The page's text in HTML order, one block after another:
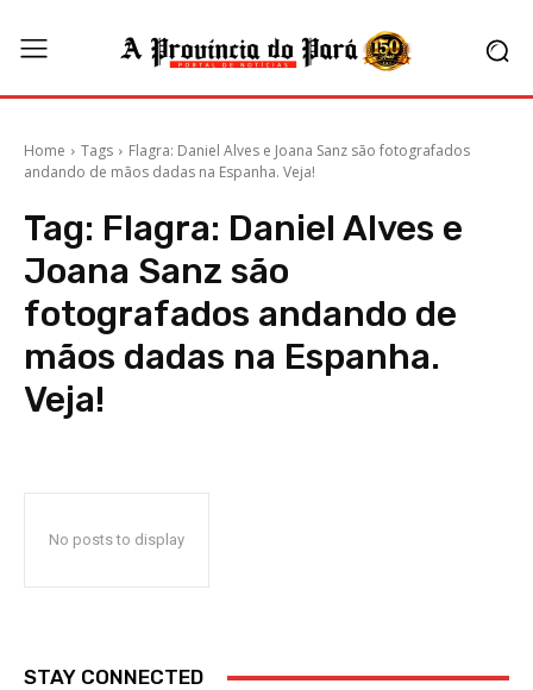
Home Tags
Flagra: Daniel Alves e Joana Sanz são fotografados
andando de mãos dadas na Espanha. Veja!
Tag: Flagra: Daniel Alves e
Joana Sanz são
fotografados andando de
mãos dadas na Espanha.
Veja!
No posts to display
STAY CONNECTED